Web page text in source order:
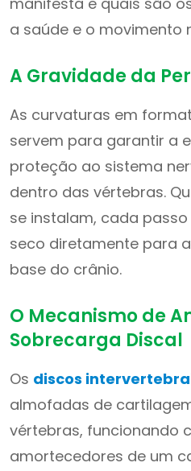
a saúde e o movimento
A Gravidade da
As curvaturas em
servem para garantir a
proteção ao sistema
dentro das vértebras.
se instalam, cada
seco diretamente para
base do crânio.
O Mecanismo de
Sobrecarga Discal
Os discos
almofadas de
vértebras, funcionando
amortecedores de um